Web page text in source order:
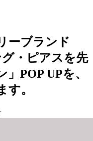
ーブランド
グ・ピアスを先
POP UPを、
す。